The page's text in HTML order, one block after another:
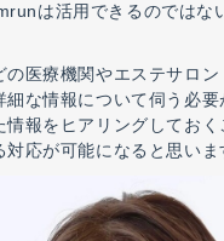
は活用できるのではな
の医療機関やエステサロン
な情報について伺う必要
情報をヒアリングしておく
応が可能になると思いま